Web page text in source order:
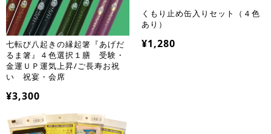
七転び八起きの縁起箸『あげだ
るま箸』４色選択１膳 受験・
金運ＵＰ運気上昇/ご長寿お祝
い 祝宴・会席
¥3,300
くもり止め缶入りセット（４色
あり）
¥1,280